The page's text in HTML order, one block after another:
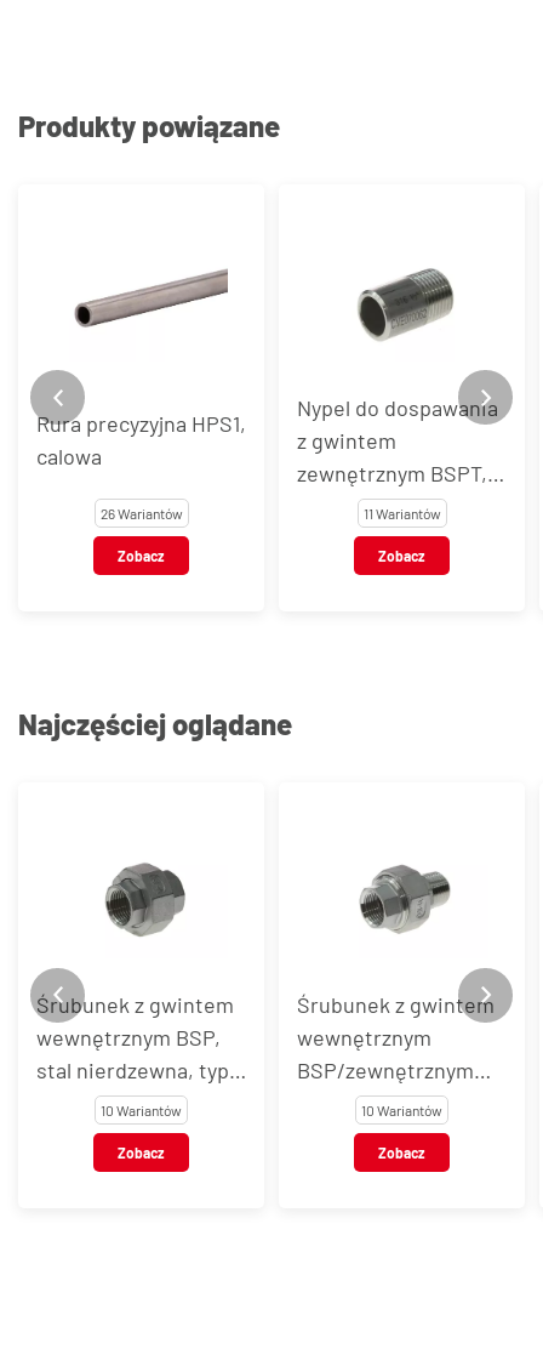
Produkty powiązane
Rura precyzyjna HPS1,
calowa
26 Wariantów
Zobacz
Nypel do dospawania
z gwintem
zewnętrznym BSPT,
stal nierdzewna, typ
11 Wariantów
Zobacz
Najczęściej oglądane
Śrubunek z gwintem
wewnętrznym BSP,
stal nierdzewna, typ
10 Wariantów
Zobacz
Śrubunek z gwintem
wewnętrznym
BSP/zewnętrznym
BSPT, stal
nierdzewna, typ
10 Wariantów
Zobacz